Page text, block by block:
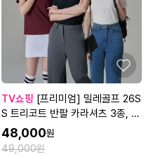
TV쇼핑
S 트리코트 반팔 카라셔츠 3종, 여
성
48,000원
49,000원